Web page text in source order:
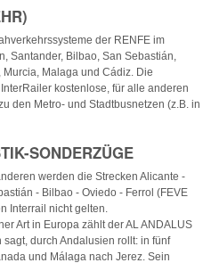
der RENFE im
Santander, Bilbao, San Sebastián,
Malaga und Cádiz. Die
kostenlose, für alle anderen
den Metro- und Stadtbusnetzen (z.B. in
SONDERZÜGE
werden die Strecken Alicante -
- Bilbao - Oviedo - Ferrol (FEVE
Interrail nicht gelten.
Art in Europa zählt der AL ANDALUS
durch Andalusien rollt: in fünf
und Málaga nach Jerez. Sein